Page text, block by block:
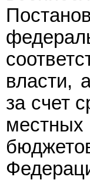
власти,
за счет